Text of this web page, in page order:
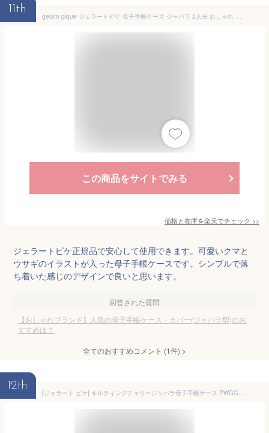
11th
gelato pique ジェラートピケ 母子手帳ケース ジャバラ 2人分 おしゃれ シンプル lサイズ ベビー 出産祝い 大容量 かわいい ブランド ジェラート ピケ正規品【room】
この商品をサイトでみる
価格と在庫を楽天でチェック >>
ジェラートピケ正規品で安心して使用できます。可愛いクマと
ウサギのイラストが入った母子手帳ケースです。シンプルで落
ち着いた感じのデザインで良いと思います。
回答された質問
【おしゃれブランド】人気の母子手帳ケース・カバー(ジャバラ型)のお
すすめは？
全てのおすすめコメント (1件) >
12th
[ジェラート ピケ] キルティングチェリージャバラ母子手帳ケース PWGG211583 レディース PNK